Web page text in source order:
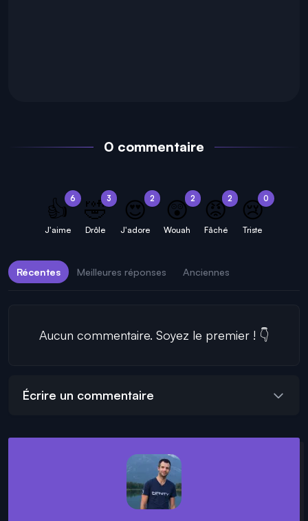
0 commentaire
6
👍
J'aime
3
🤣
Drôle
2
😍
J'adore
2
😲
Wouah
2
😡
Fâché
0
😢
Triste
Récentes Meilleures réponses Anciennes
Aucun commentaire. Soyez le premier ! 👇
Écrire un commentaire